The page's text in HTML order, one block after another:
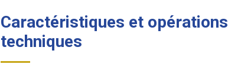
Caractéristiques et opérations
techniques